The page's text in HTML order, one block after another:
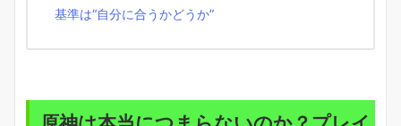
基準は“自分に合うかどうか”